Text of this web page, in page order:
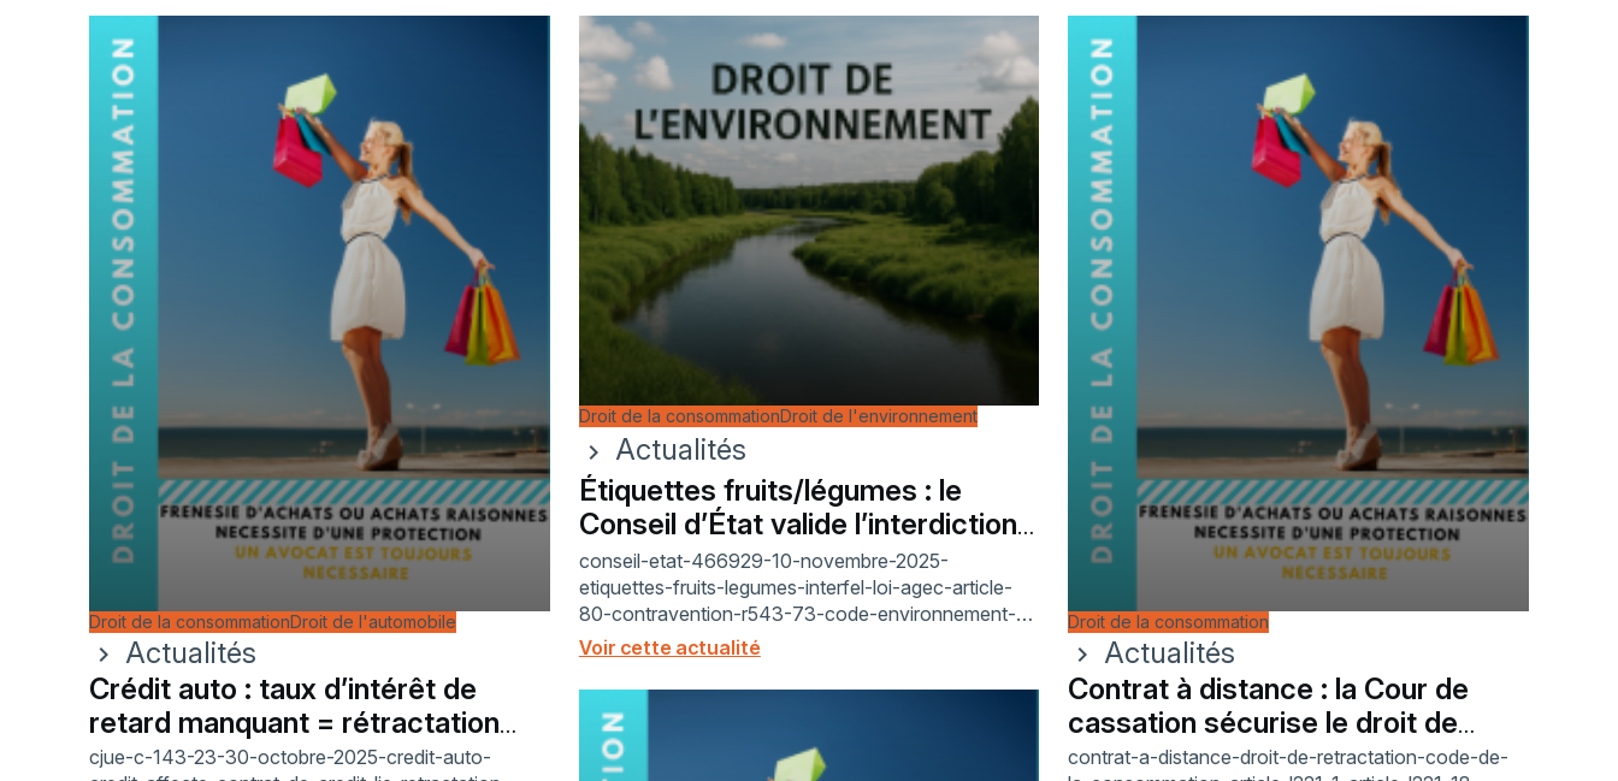
Droit de la consommationDroit de l'automobile
chevron_right
Actualités
Crédit auto : taux d’intérêt de
retard manquant = rétractation
prolongée
cjue-c-143-23-30-octobre-2025-credit-auto-
Droit de la consommationDroit de l'environnement
chevron_right
Actualités
Étiquettes fruits/légumes : le
Conseil d’État valide l’interdiction
(2025)
conseil-etat-466929-10-novembre-2025-
etiquettes-fruits-legumes-interfel-loi-agec-article-
80-contravention-r543-73-code-environnement-
directive-94-62-ce-emballages-article-18-tfue-
environnement-biodechets
Voir cette actualité
Droit de la consommation
chevron_right
Actualités
Contrat à distance : la Cour de
cassation sécurise le droit de
rétractation
contrat-a-distance-droit-de-retractation-code-de-